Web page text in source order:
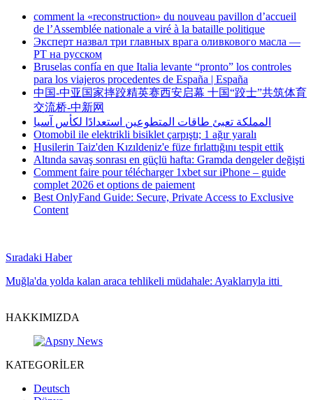
comment la «reconstruction» du nouveau pavillon d’accueil
de l’Assemblée nationale a viré à la bataille politique
Эксперт назвал три главных врага оливкового масла —
РТ на русском
Bruselas confía en que Italia levante “pronto” los controles
para los viajeros procedentes de España | España
中国-中亚国家摔跤精英赛西安启幕 十国“跤士”共筑体育
交流桥-中新网
المملكة تعبئ طاقات المتطوعين استعدادًا لكأس آسيا
Otomobil ile elektrikli bisiklet çarpıştı; 1 ağır yaralı
Husilerin Taiz'den Kızıldeniz'e füze fırlattığını tespit ettik
Altında savaş sonrası en güçlü hafta: Gramda dengeler değişti
Comment faire pour télécharger 1xbet sur iPhone – guide
complet 2026 et options de paiement
Best OnlyFand Guide: Secure, Private Access to Exclusive
Content
Sıradaki Haber
Muğla'da yolda kalan araca tehlikeli müdahale: Ayaklarıyla itti
HAKKIMIZDA
KATEGORİLER
Deutsch